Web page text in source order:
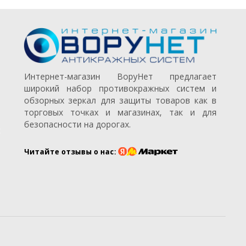
Интернет-магазин ВоруНет предлагает
широкий набор противокражных систем и
обзорных зеркал для защиты товаров как в
торговых точках и магазинах, так и для
безопасности на дорогах.
Читайте отзывы о нас: